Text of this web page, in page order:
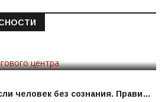
человек без сознания. Прави…